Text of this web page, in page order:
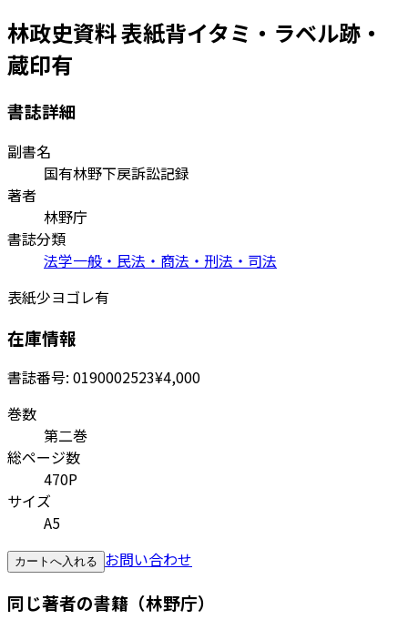
林政史資料 表紙背イタミ・ラベル跡・
蔵印有
書誌詳細
副書名
国有林野下戻訴訟記録
著者
林野庁
書誌分類
法学一般・民法・商法・刑法・司法
表紙少ヨゴレ有
在庫情報
書誌番号: 0190002523¥4,000
巻数
第二巻
総ページ数
470P
サイズ
A5
カートへ入れる お問い合わせ
同じ著者の書籍（林野庁）